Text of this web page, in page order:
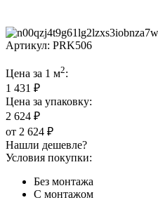
Артикул: PRK506
Цена за 1 м2:
1 431 ₽
Цена за упаковку:
2 624 ₽
от 2 624 ₽
Нашли дешевле?
Условия покупки:
Без монтажа
С монтажом